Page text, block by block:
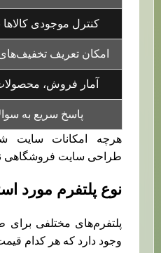
کنترل موجودی
امکان تعریف
آمار فروش،
پاسخ سریع به
هرچه امکانات سایت
طراحی سایت فروشگاهی
نوع پلتفرم مورد
پلتفرم‌های مختلفی
وجود دارد که هر کدام